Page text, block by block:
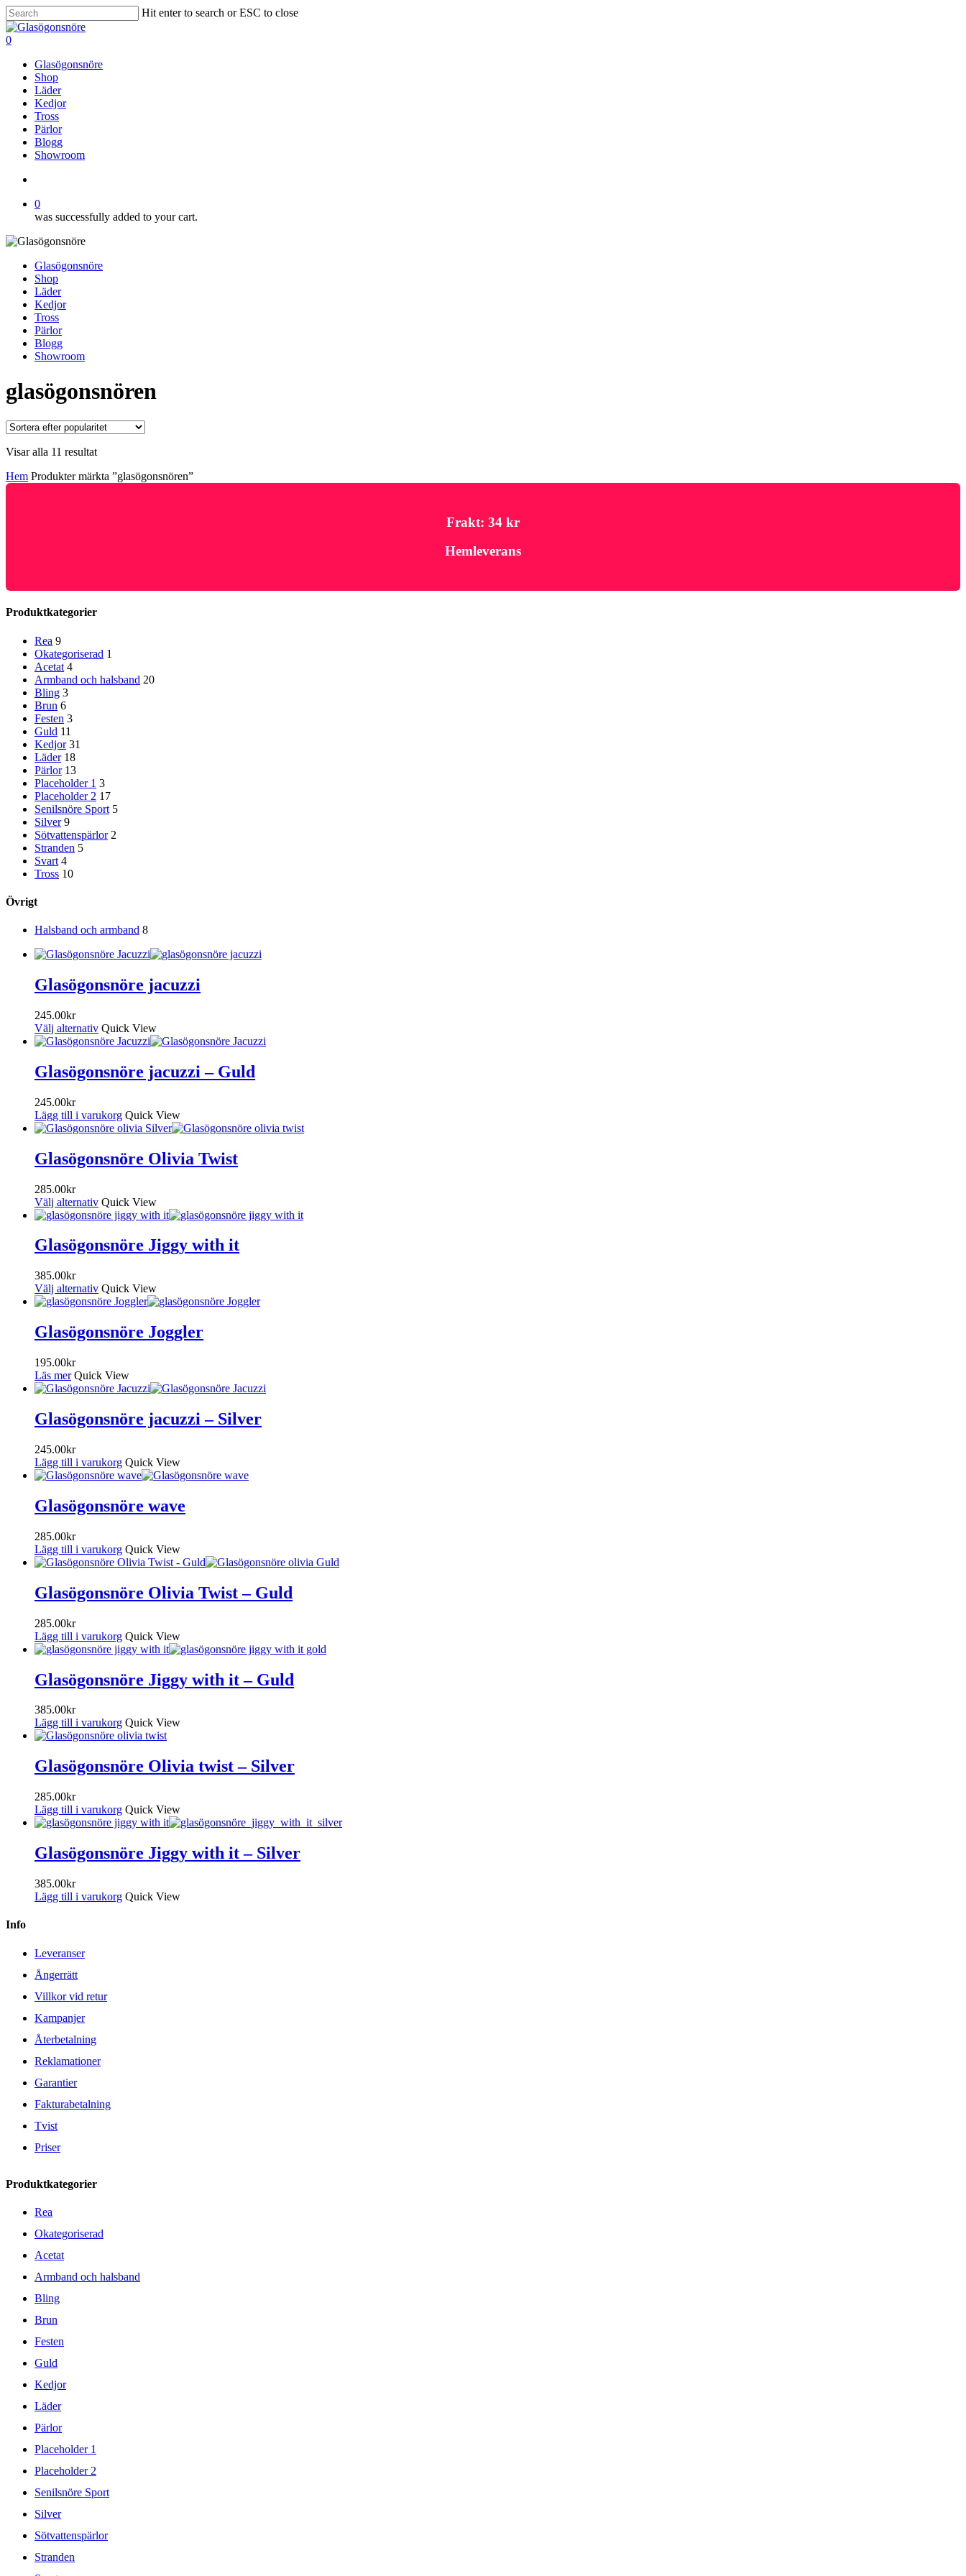
Skip
to
main
Hit enter to search or ESC to close
Close
Search
search
0
Glasögonsnöre
Shop
Läder
Kedjor
Tross
Pärlor
Blogg
Showroom
0
was successfully added to your cart.
Glasögonsnöre
Shop
Läder
Kedjor
Tross
Pärlor
Blogg
Showroom
glasögonsnören
Visar alla 11 resultatSortera
popularitet
Hem Produkter märkta ”glasögonsnören”
Frakt: 34 kr
Hemleverans
Produktkategorier
Rea 9
Okategoriserad 1
Acetat 4
Armband och halsband 20
Bling 3
Brun 6
Festen 3
Guld 11
Kedjor 31
Läder 18
Pärlor 13
Placeholder 1 3
Placeholder 2 17
Senilsnöre Sport 5
Silver 9
Sötvattenspärlor 2
Stranden 5
Svart 4
Tross 10
Övrigt
Halsband och armband 8
Glasögonsnöre jacuzzi
245.00kr
Välj alternativ Quick View
Glasögonsnöre jacuzzi – Guld
245.00kr
Lägg till i varukorg Quick View
Glasögonsnöre Olivia Twist
285.00kr
Välj alternativ Quick View
Glasögonsnöre Jiggy with it
385.00kr
Välj alternativ Quick View
Glasögonsnöre Joggler
195.00kr
Läs mer Quick View
Glasögonsnöre jacuzzi – Silver
245.00kr
Lägg till i varukorg Quick View
Glasögonsnöre wave
285.00kr
Lägg till i varukorg Quick View
Glasögonsnöre Olivia Twist – Guld
285.00kr
Lägg till i varukorg Quick View
Glasögonsnöre Jiggy with it – Guld
385.00kr
Lägg till i varukorg Quick View
Glasögonsnöre Olivia twist – Silver
285.00kr
Lägg till i varukorg Quick View
Glasögonsnöre Jiggy with it – Silver
385.00kr
Lägg till i varukorg Quick View
Info
Leveranser
Ångerrätt
Villkor vid retur
Kampanjer
Återbetalning
Reklamationer
Garantier
Fakturabetalning
Tvist
Priser
Produktkategorier
Rea
Okategoriserad
Acetat
Armband och halsband
Bling
Brun
Festen
Guld
Kedjor
Läder
Pärlor
Placeholder 1
Placeholder 2
Senilsnöre Sport
Silver
Sötvattenspärlor
Stranden